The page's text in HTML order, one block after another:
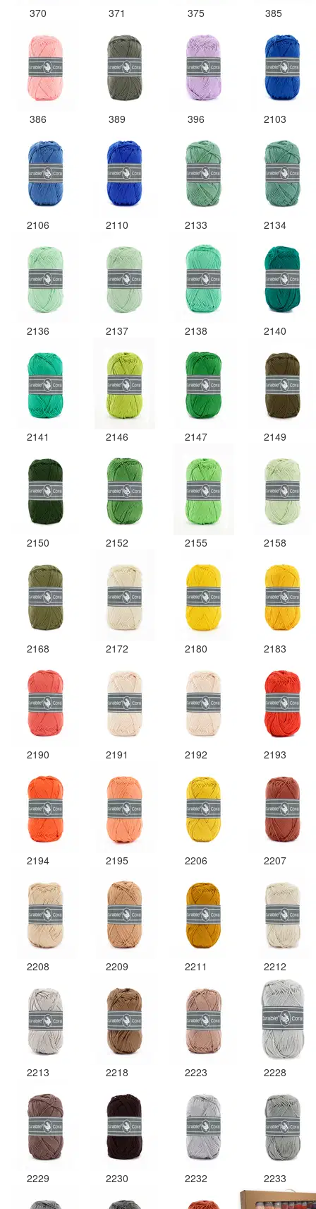
370 371 375 385
386 389 396 2103
2106 2110 2133 2134
2136 2137 2138 2140
2141 2146 2147 2149
2150 2152 2155 2158
2168 2172 2180 2183
2190 2191 2192 2193
2194 2195 2206 2207
2208 2209 2211 2212
2213 2218 2223 2228
2229 2230 2232 2233